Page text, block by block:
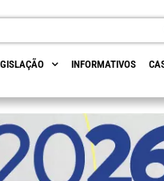
INFORMATIVOS